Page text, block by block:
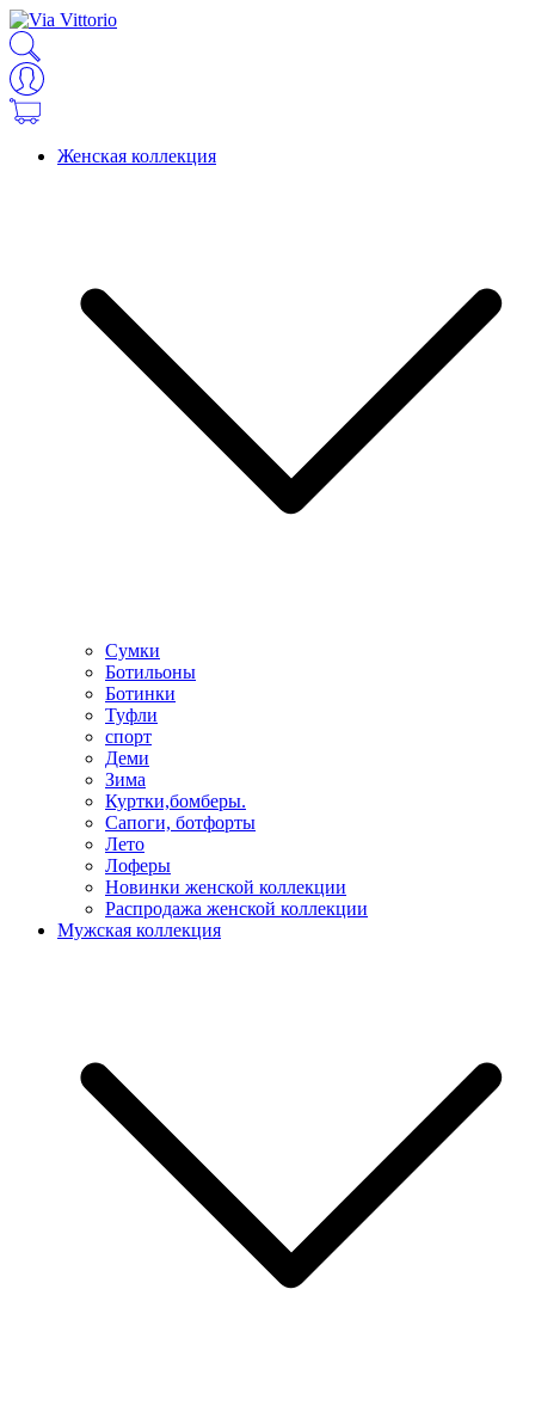
Женская коллекция
Сумки
Ботильоны
Ботинки
Туфли
спорт
Деми
Зима
Куртки,бомберы.
Сапоги, ботфорты
Лето
Лоферы
Новинки женской коллекции
Распродажа женской коллекции
Мужская коллекция